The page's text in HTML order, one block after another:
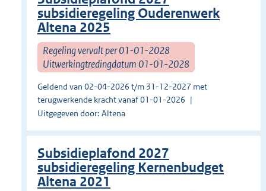
subsidieregeling Ouderenwerk
Altena 2025
Regeling vervalt per 01-01-2028
Uitwerkingtredingdatum 01-01-2028
Geldend van 02-04-2026 t/m 31-12-2027 met
terugwerkende kracht vanaf 01-01-2026
Uitgegeven door: Altena
Subsidieplafond 2027
subsidieregeling Kernenbudget
Altena 2021